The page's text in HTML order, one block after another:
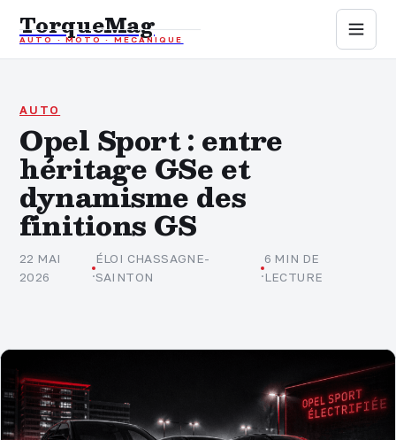
TorqueMag
AUTO · MOTO · MÉCANIQUE
Auto
Mécanique
Sports mécaniques
Assurance
AUTO
Opel Sport : entre
héritage GSe et
dynamisme des
finitions GS
22 MAI
2026
·
ÉLOI CHASSAGNE-
SAINTON
·
6 MIN DE
LECTURE